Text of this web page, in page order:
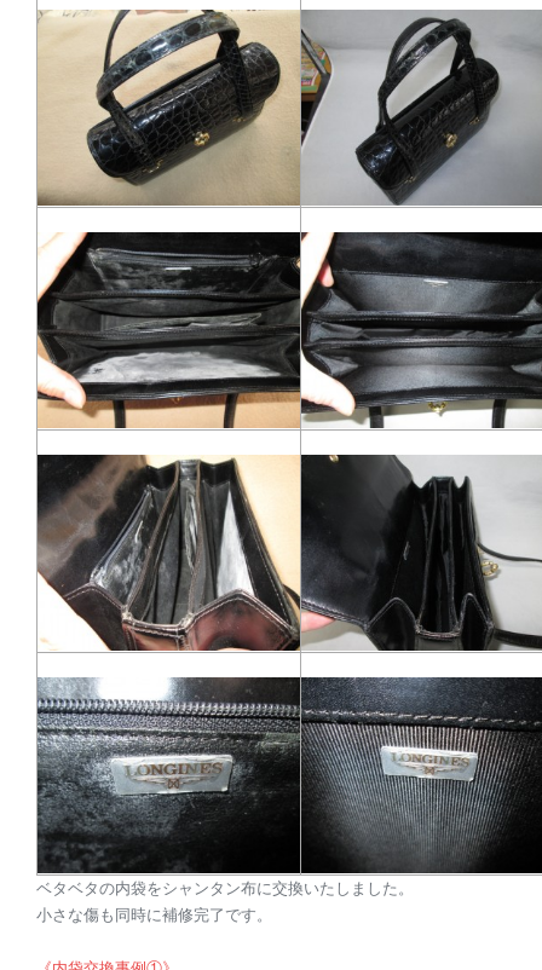
ベタベタの内袋をシャンタン布に交換いたしました。
小さな傷も同時に補修完了です。